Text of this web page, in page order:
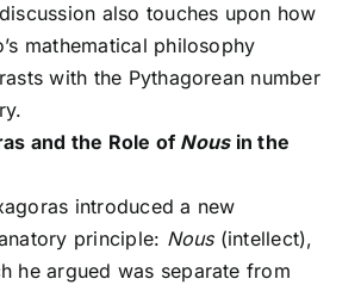
also touches upon how
mathematical philosophy
with the Pythagorean number
and the Role ofNousin the
introduced a new
principle: Nous(intellect),
he argued was separate from